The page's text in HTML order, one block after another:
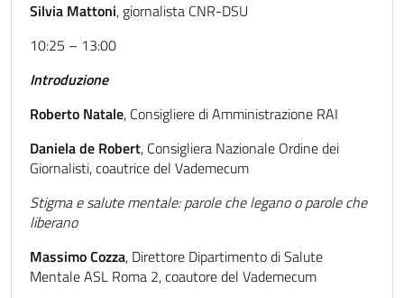
Silvia Mattoni, giornalista CNR-DSU
10:25 – 13:00
Introduzione
Roberto Natale, Consigliere di Amministrazione RAI
Daniela de Robert, Consigliera Nazionale Ordine dei
Giornalisti, coautrice del Vademecum
Stigma e salute mentale: parole che legano o parole che
liberano
Massimo Cozza, Direttore Dipartimento di Salute
Mentale ASL Roma 2, coautore del Vademecum